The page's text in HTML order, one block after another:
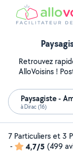
Retrouvez
AlloVoisins !
Paysagiste -
à Dirac (16)
7 Particuliers et 3
-
4,7/5 (499